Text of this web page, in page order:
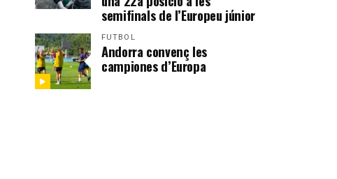
semifinals de l’Europeu júnior
FUTBOL
Andorra convenç les
campiones d’Europa